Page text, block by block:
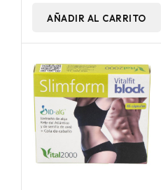
AÑADIR AL CARRITO